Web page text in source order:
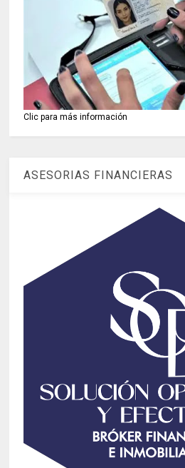
Clic para más información
ASESORIAS FINANCIERAS